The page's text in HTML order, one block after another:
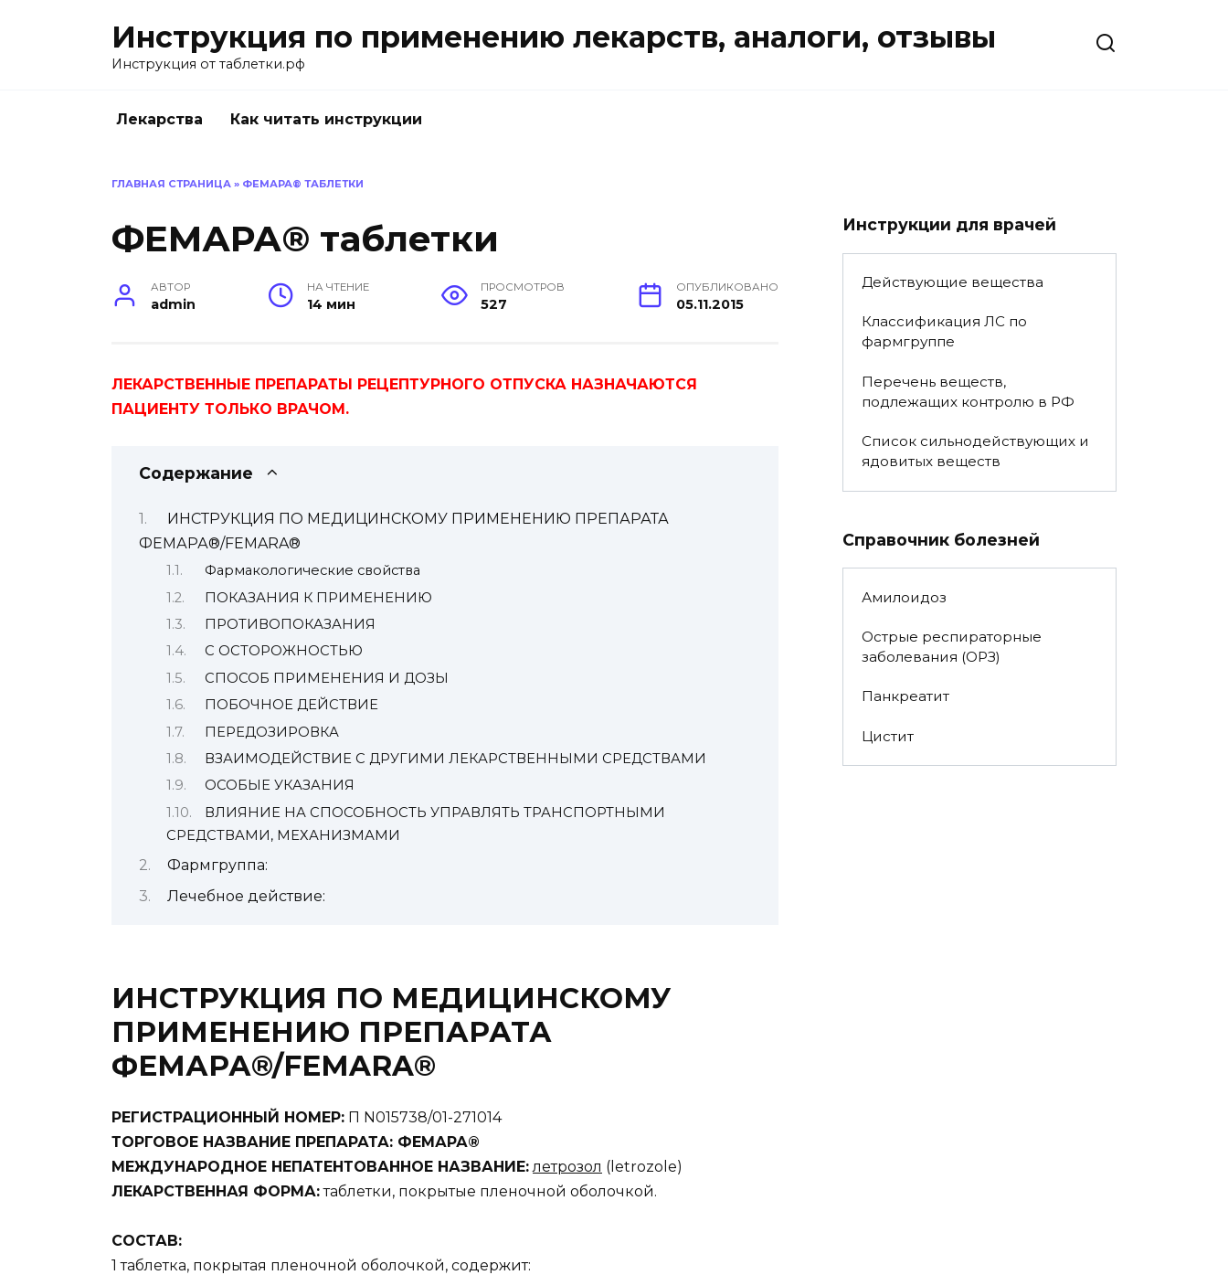
Инструкция по применению лекарств, аналоги, отзывы
Инструкция от таблетки.рф
Лекарства Как читать инструкции
ГЛАВНАЯ СТРАНИЦА » ФЕМАРА® ТАБЛЕТКИ
ФЕМАРА® таблетки
АВТОР
admin
НА ЧТЕНИЕ
14 мин
ПРОСМОТРОВ
527
ОПУБЛИКОВАНО
05.11.2015
ЛЕКАРСТВЕННЫЕ ПРЕПАРАТЫ РЕЦЕПТУРНОГО ОТПУСКА НАЗНАЧАЮТСЯ
ПАЦИЕНТУ ТОЛЬКО ВРАЧОМ.
Содержание
ИНСТРУКЦИЯ ПО МЕДИЦИНСКОМУ ПРИМЕНЕНИЮ ПРЕПАРАТА
ФЕМАРА®/FEMARA®
Фармакологические свойства
ПОКАЗАНИЯ К ПРИМЕНЕНИЮ
ПРОТИВОПОКАЗАНИЯ
С ОСТОРОЖНОСТЬЮ
СПОСОБ ПРИМЕНЕНИЯ И ДОЗЫ
ПОБОЧНОЕ ДЕЙСТВИЕ
ПЕРЕДОЗИРОВКА
ВЗАИМОДЕЙСТВИЕ С ДРУГИМИ ЛЕКАРСТВЕННЫМИ СРЕДСТВАМИ
ОСОБЫЕ УКАЗАНИЯ
ВЛИЯНИЕ НА СПОСОБНОСТЬ УПРАВЛЯТЬ ТРАНСПОРТНЫМИ
СРЕДСТВАМИ, МЕХАНИЗМАМИ
Фармгруппа:
Лечебное действие:
ИНСТРУКЦИЯ ПО МЕДИЦИНСКОМУ
ПРИМЕНЕНИЮ ПРЕПАРАТА
ФЕМАРА®/FEMARA®
РЕГИСТРАЦИОННЫЙ НОМЕР: П N015738/01-271014
ТОРГОВОЕ НАЗВАНИЕ ПРЕПАРАТА: ФЕМАРА®
МЕЖДУНАРОДНОЕ НЕПАТЕНТОВАННОЕ НАЗВАНИЕ: летрозол (letrozole)
ЛЕКАРСТВЕННАЯ ФОРМА:таблетки, покрытые пленочной оболочкой.
СОСТАВ:
1 таблетка, покрытая пленочной оболочкой, содержит:
Инструкции для врачей
Действующие вещества
Классификация ЛС по
фармгруппе
Перечень веществ,
подлежащих контролю в РФ
Список сильнодействующих и
ядовитых веществ
Справочник болезней
Амилоидоз
Острые респираторные
заболевания (ОРЗ)
Панкреатит
Цистит